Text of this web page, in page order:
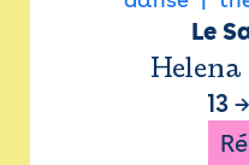
Le
13 →